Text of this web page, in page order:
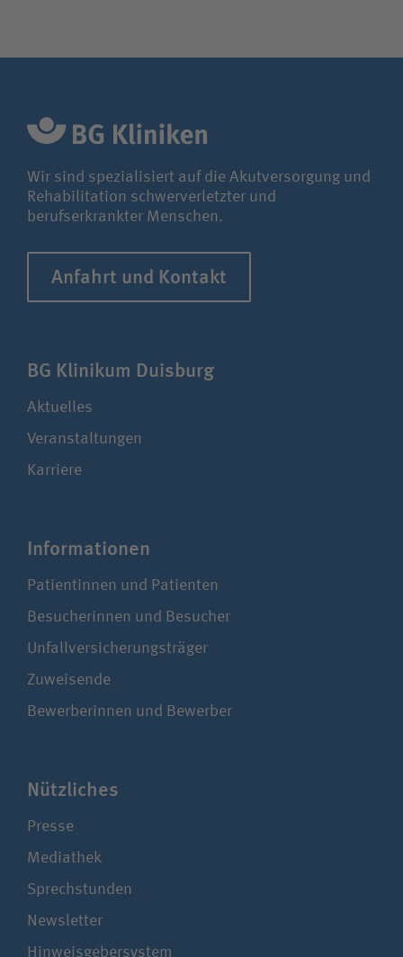
Unfallversicherungsträger
Zuweiserin / Zuweiser
Bewerberin /Bewerber
Wir sind spezialisiert auf die Akutversorgung und
Rehabilitation schwerverletzter und
berufserkrankter Menschen.
Anfahrt und Kontakt
BG Klinikum Duisburg
Aktuelles
Veranstaltungen
Karriere
Infor­ma­tionen
Patientinnen und Patienten
Besucherinnen und Besucher
Unfallversicherungsträger
Zuweisende
Bewerberinnen und Bewerber
Nützliches
Presse
Mediathek
Sprechstunden
Newsletter
Hinweisgebersystem